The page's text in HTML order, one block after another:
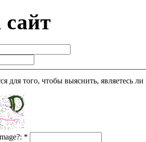
сайт
являетесь ли Вы человеком или представляете из себя робота
*